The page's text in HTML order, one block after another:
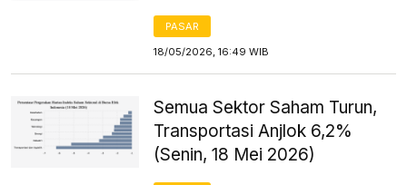
PASAR
18/05/2026, 16:49 WIB
Semua Sektor Saham Turun,
Transportasi Anjlok 6,2%
(Senin, 18 Mei 2026)